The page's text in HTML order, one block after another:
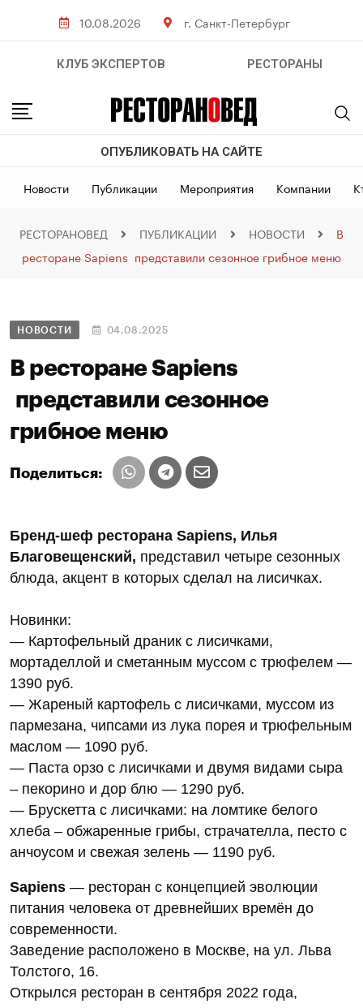
10.08.2026 г. Санкт-Петербург
КЛУБ ЭКСПЕРТОВ РЕСТОРАНЫ
ОПУБЛИКОВАТЬ НА САЙТЕ
Новости Публикации Мероприятия Компании
РЕСТОРАНОВЕД ПУБЛИКАЦИИ НОВОСТИ
В
ресторане Sapiens представили сезонное грибное меню
НОВОСТИ 04.08.2025
В ресторане Sapiens
представили сезонное
грибное меню
Поделиться:
Бренд-шеф ресторана Sapiens, Илья
Благовещенский, представил четыре сезонных
блюда, акцент в которых сделал на лисичках.
Новинки:
— Картофельный драник с лисичками,
мортаделлой и сметанным муссом с трюфелем —
1390 руб.
— Жареный картофель с лисичками, муссом из
пармезана, чипсами из лука порея и трюфельным
маслом — 1090 руб.
— Паста орзо с лисичками и двумя видами сыра
– пекорино и дор блю — 1290 руб.
— Брускетта с лисичками: на ломтике белого
хлеба – обжаренные грибы, страчателла, песто с
анчоусом и свежая зелень — 1190 руб.
Sapiens — ресторан с концепцией эволюции
питания человека от древнейших времён до
современности.
Заведение расположено в Москве, на ул. Льва
Толстого, 16.
Открылся ресторан в сентября 2022 года,